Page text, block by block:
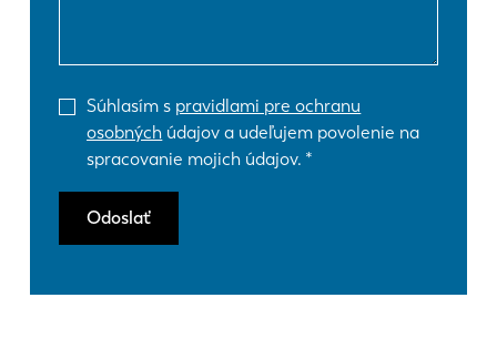
Súhlasím s pravidlami pre ochranu
osobných údajov a udeľujem povolenie na
spracovanie mojich údajov.
Odoslať